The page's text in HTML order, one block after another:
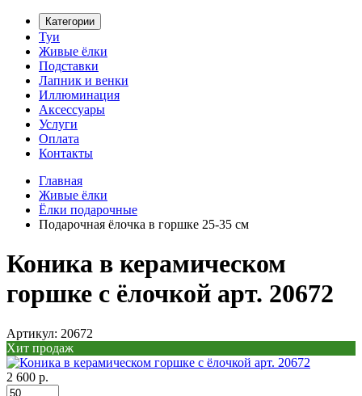
Категории
Туи
Живые ёлки
Подставки
Лапник и венки
Иллюминация
Аксессуары
Услуги
Оплата
Контакты
Главная
Живые ёлки
Ёлки подарочные
Подарочная ёлочка в горшке 25-35 см
Коника в керамическом
горшке с ёлочкой арт. 20672
Артикул: 20672
Хит продаж
2 600 р.